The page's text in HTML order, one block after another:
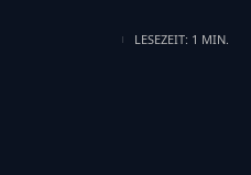
LESEZEIT: 1 MIN.